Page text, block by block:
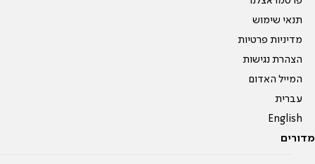
תנאי שימוש
מדיניות פרטיות
הצהרת נגישות
המייל האדום
עברית
English
מדורים